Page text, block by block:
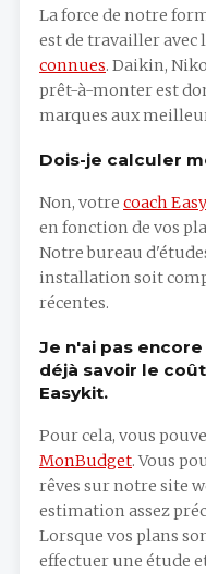
La force de notre
est de travailler avec
connues. Daikin,
prêt-à-monter est
marques aux
Dois-je calculer
Non, votre coach
en fonction de vos
Notre bureau
installation soit
récentes.
Je n'ai pas
déjà savoir le
Easykit.
Pour cela, vous
MonBudget. Vous
rêves sur notre site
estimation assez
Lorsque vos plans
effectuer une étude